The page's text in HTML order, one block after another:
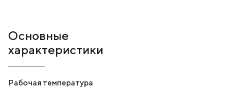
Основные
характеристики
Рабочая температура